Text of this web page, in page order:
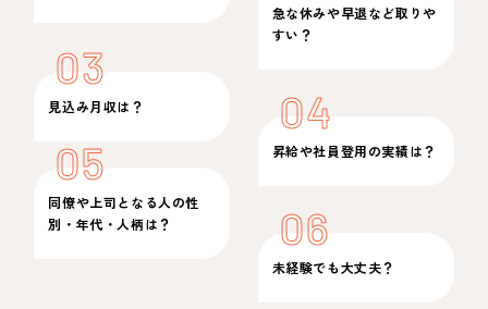
急な休みや早退など取りや
すい？
03
見込み月収は？ 04
昇給や社員登用の実績は？
05
同僚や上司となる人の性
別・年代・人柄は？
06
未経験でも大丈夫？